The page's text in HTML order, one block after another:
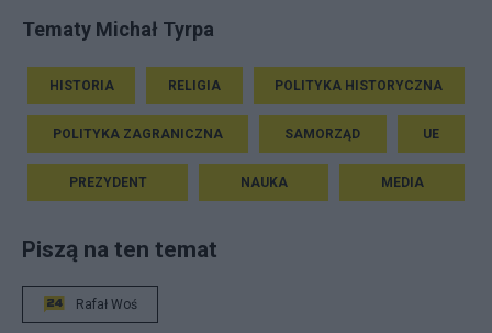
Tematy Michał Tyrpa
HISTORIA RELIGIA POLITYKA HISTORYCZNA
POLITYKA ZAGRANICZNA SAMORZĄD UE
PREZYDENT NAUKA MEDIA
Piszą na ten temat
Rafał Woś